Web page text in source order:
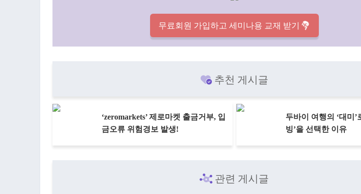
무료회원 가입하고 세미나용 교재 받기
추천 게시글
‘zeromarkets’ 제로마켓 출금거부, 입
금오류 위험경보 발생!
두바이 여행의 ‘대미’
빙’을 선택한 이유
관련 게시글